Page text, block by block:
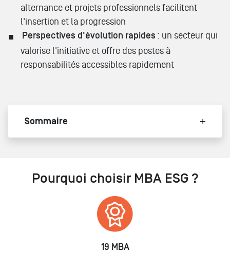
alternance et projets professionnels facilitent
l'insertion et la progression
Perspectives d'évolution rapides : un secteur qui
valorise l'initiative et offre des postes à
responsabilités accessibles rapidement
Sommaire
Pourquoi choisir MBA ESG ?
6 875